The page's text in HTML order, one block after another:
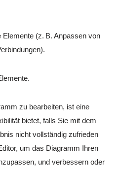
Elemente (z. B. Anpassen von
zu bearbeiten, ist eine
bietet, falls Sie mit dem
nicht vollständig zufrieden
um das Diagramm Ihren
und verbessern oder